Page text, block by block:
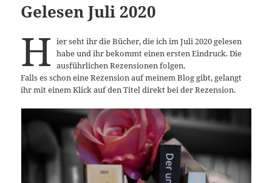
Gelesen Juli 2020
H ier seht ihr die Bücher, die ich im Juli 2020 gelesen
habe und ihr bekommt einen ersten Eindruck. Die
ausführlichen Rezensionen folgen.
Falls es schon eine Rezension auf meinem Blog gibt, gelangt
ihr mit einem Klick auf den Titel direkt bei der Rezension.